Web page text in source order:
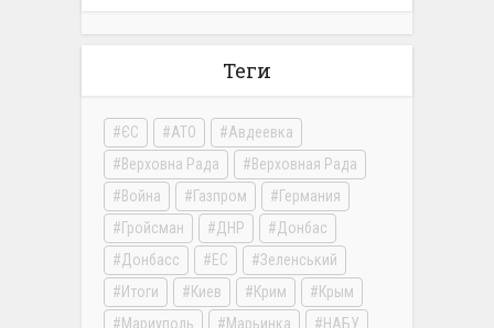
Теги
ЄС АТО
Авдеевка
Верховна Рада
Верховная Рада
Война
Газпром
Германия
Гройсман
ДНР
Донбас
Донбасс
ЕС
Зеленський
Итоги
Киев Крим
Крым
Мариуполь
Марьинка НАБУ